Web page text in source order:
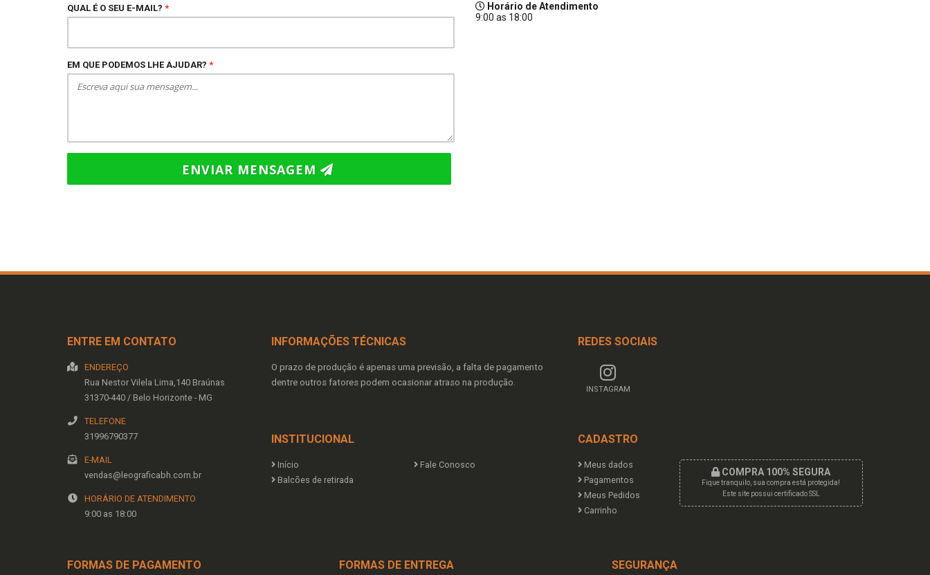
QUAL É O SEU E-MAIL? *
EM QUE PODEMOS LHE AJUDAR? *
ENVIAR MENSAGEM
Horário de Atendimento
9:00 as 18:00
ENTRE EM CONTATO
ENDEREÇO
Rua Nestor Vilela Lima,140 Braúnas
31370-440 / Belo Horizonte - MG
TELEFONE
31996790377
E-MAIL
vendas@leograficabh.com.br
HORÁRIO DE ATENDIMENTO
9:00 as 18:00
INFORMAÇÕES TÉCNICAS
O prazo de produção é apenas uma previsão, a falta de pagamento
dentre outros fatores podem ocasionar atraso na produção.
REDES SOCIAIS
INSTAGRAM
INSTITUCIONAL
Início
Fale Conosco
Balcões de retirada
CADASTRO
Meus dados
Pagamentos
Meus Pedidos
Carrinho
COMPRA 100% SEGURA
Fique tranquilo, sua compra está protegida!
Este site possui certificado SSL
FORMAS DE PAGAMENTO FORMAS DE ENTREGA SEGURANÇA